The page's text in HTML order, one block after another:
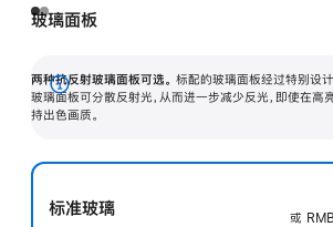
玻璃面板
两种抗反射玻璃面板可选。 标配的玻璃面板经过特别设计
玻璃面板可分散反射光，从而进一步减少反光，即使在高
持出色画质。
展
开
标准玻璃
或